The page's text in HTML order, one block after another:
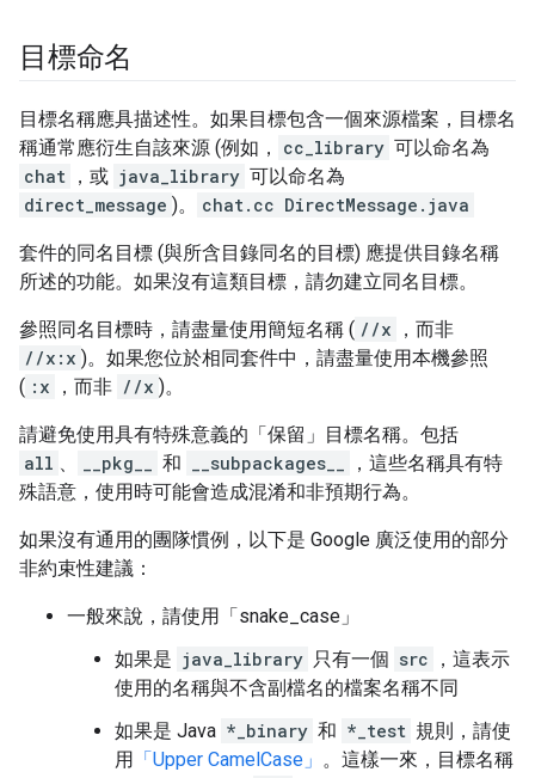
目標命名
目標名稱應具描述性。如果目標包含一個來源檔案，目標名
稱通常應衍生自該來源 (例如，
cc_library 可以命名為
chat ，或 java_library 可以命名為
direct_message )。 chat.cc DirectMessage.java
套件的同名目標 (與所含目錄同名的目標) 應提供目錄名稱
所述的功能。如果沒有這類目標，請勿建立同名目標。
參照同名目標時，請盡量使用簡短名稱 ( //x
，而非
//x:x )。如果您位於相同套件中，請盡量使用本機參照
( :x ，而非 //x )。
請避免使用具有特殊意義的「保留」目標名稱。包括
all 、 __pkg__ 和 __subpackages__
，這些名稱具有特
殊語意，使用時可能會造成混淆和非預期行為。
如果沒有通用的團隊慣例，以下是 Google 廣泛使用的部分
非約束性建議：
一般來說，請使用「snake_case」
如果是 java_library 只有一個 src
，這表示
使用的名稱與不含副檔名的檔案名稱不同
如果是 Java *_binary 和 *_test 規則，請使
用 「Upper CamelCase」 。這樣一來，目標名稱